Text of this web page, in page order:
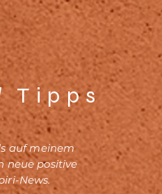
Tipps
auf meinem
neue positive
News.